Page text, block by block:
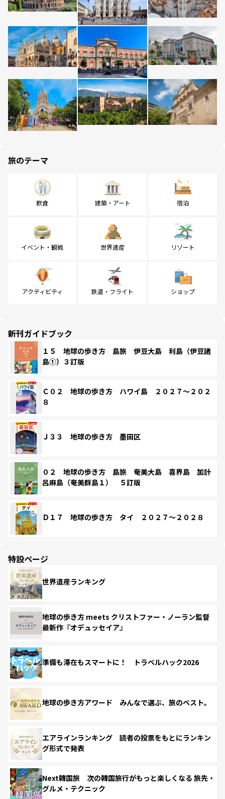
旅のテーマ
飲食 建築・アート 宿泊
イベント・観戦 世界遺産 リゾート
アクティビティ 鉄道・フライト ショップ
新刊ガイドブック
１５ 地球の歩き方 島旅 伊豆大島 利島（伊豆諸
島①）３訂版
Ｃ０２ 地球の歩き方 ハワイ島 ２０２７～２０２
８
Ｊ３３ 地球の歩き方 墨田区
０２ 地球の歩き方 島旅 奄美大島 喜界島 加計
呂麻島（奄美群島１） ５訂版
Ｄ１７ 地球の歩き方 タイ ２０２７～２０２８
特設ページ
世界遺産ランキング
地球の歩き方 meets クリストファー・ノーラン監督
最新作『オデュッセイア』
準備も滞在もスマートに！ トラベルハック2026
地球の歩き方アワード みんなで選ぶ、旅のベスト。
エアラインランキング 読者の投票をもとにランキン
グ形式で発表
Next韓国旅 次の韓国旅行がもっと楽しくなる 旅先・
グルメ・テクニック